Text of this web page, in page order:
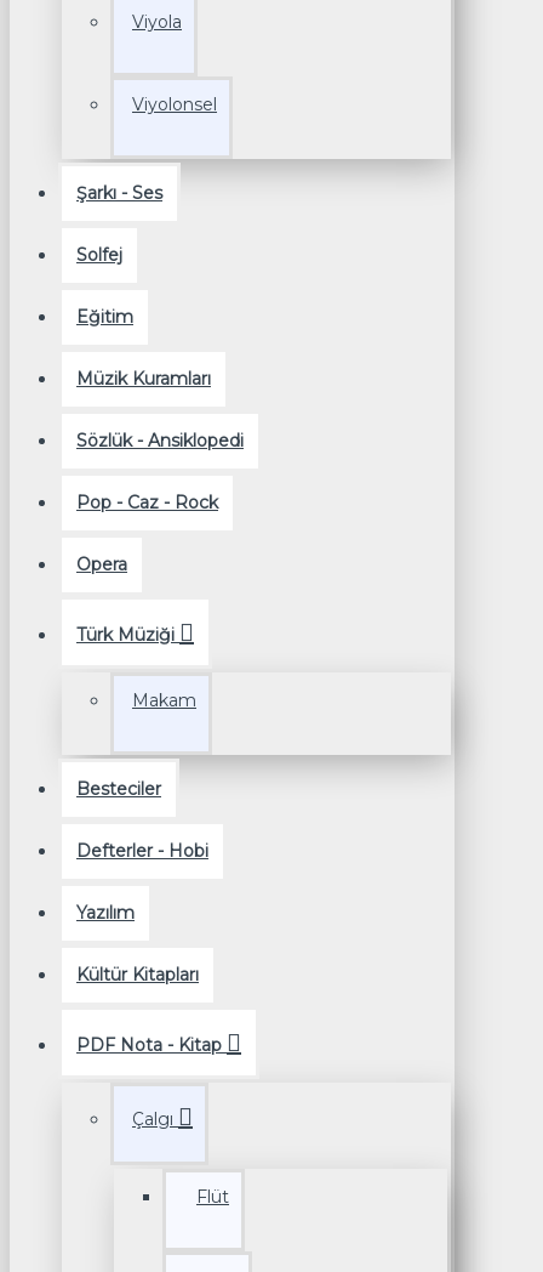
Viyola
Viyolonsel
Şarkı - Ses
Solfej
Eğitim
Müzik Kuramları
Sözlük - Ansiklopedi
Pop - Caz - Rock
Opera
Türk Müziği
Makam
Besteciler
Defterler - Hobi
Yazılım
Kültür Kitapları
PDF Nota - Kitap
Çalgı
Flüt